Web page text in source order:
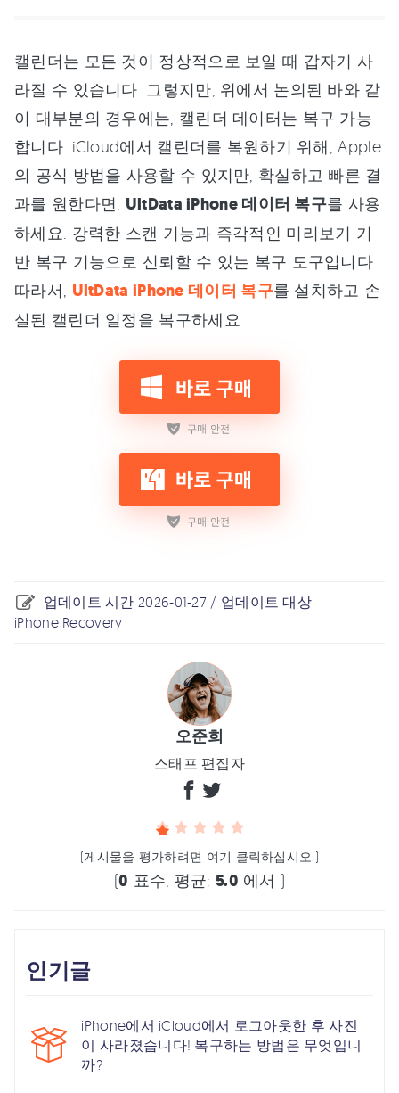
캘린더는 모든 것이 정상적으로 보일 때 갑자기 사
라질 수 있습니다. 그렇지만, 위에서 논의된 바와 같
이 대부분의 경우에는, 캘린더 데이터는 복구 가능
합니다. iCloud에서 캘린더를 복원하기 위해, Apple
의 공식 방법을 사용할 수 있지만, 확실하고 빠른 결
과를 원한다면, UltData iPhone 데이터 복구를 사용
하세요. 강력한 스캔 기능과 즉각적인 미리보기 기
반 복구 기능으로 신뢰할 수 있는 복구 도구입니다.
따라서, UltData iPhone 데이터 복구를 설치하고 손
실된 캘린더 일정을 복구하세요.
업데이트 시간 2026-01-27 / 업데이트 대상
iPhone Recovery
오준희
스태프 편집자
(게시물을 평가하려면 여기 클릭하십시오.)
(0 표수, 평균: 5.0 에서 )
인기글
iPhone에서 iCloud에서 로그아웃한 후 사진
이 사라졌습니다! 복구하는 방법은 무엇입니
까?